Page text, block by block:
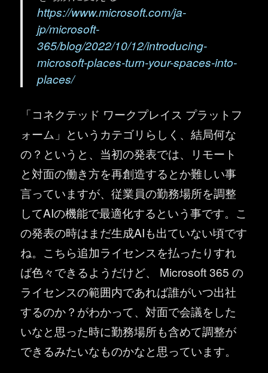
https://www.microsoft.com/ja-
jp/microsoft-
365/blog/2022/10/12/introducing-
microsoft-places-turn-your-spaces-into-
places/
「コネクテッド ワークプレイス プラットフ
ォーム」というカテゴリらしく、結局何な
の？というと、当初の発表では、リモート
と対面の働き方を再創造するとか難しい事
言っていますが、従業員の勤務場所を調整
してAIの機能で最適化するという事です。こ
の発表の時はまだ生成AIも出ていない頃です
ね。こちら追加ライセンスを払ったりすれ
ば色々できるようだけど、 Microsoft 365 の
ライセンスの範囲内であれば誰がいつ出社
するのか？がわかって、対面で会議をした
いなと思った時に勤務場所も含めて調整が
できるみたいなものかなと思っています。